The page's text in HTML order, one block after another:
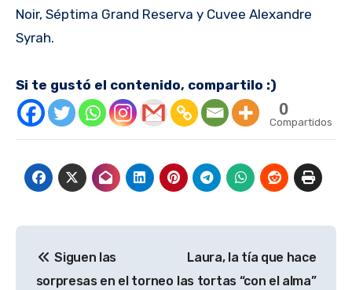
Noir, Séptima Grand Reserva y Cuvee Alexandre
Syrah.
Si te gustó el contenido, compartilo :)
0
Compartidos
de
Siguen las
sorpresas en el torneo
Laura, la tía que hace
las tortas “con el alma”